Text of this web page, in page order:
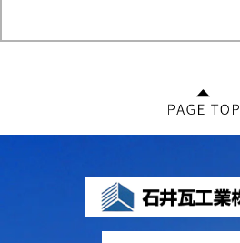
当社は，ユーザーが利用登録をする際
含む取引記録や，決済に関する情報を
広告主，広告配信先などを含みます。
す。）などから収集することがありま
当社は，ユーザーについて，利用した